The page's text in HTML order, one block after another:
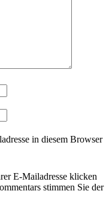
in diesem Browser
E-Mailadresse klicken
stimmen Sie der